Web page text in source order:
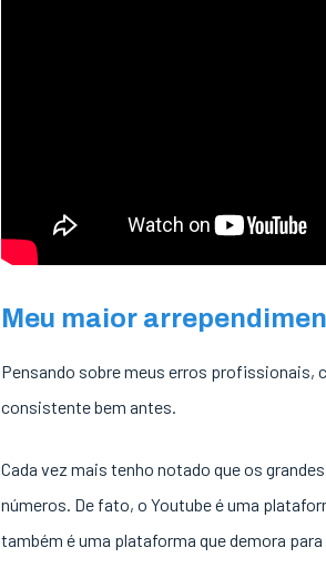
Meu maior
Pensando sobre meus erros profissionais,
consistente bem antes.
Cada vez mais tenho notado que os
números. De fato, o Youtube é uma
também é uma plataforma que demora